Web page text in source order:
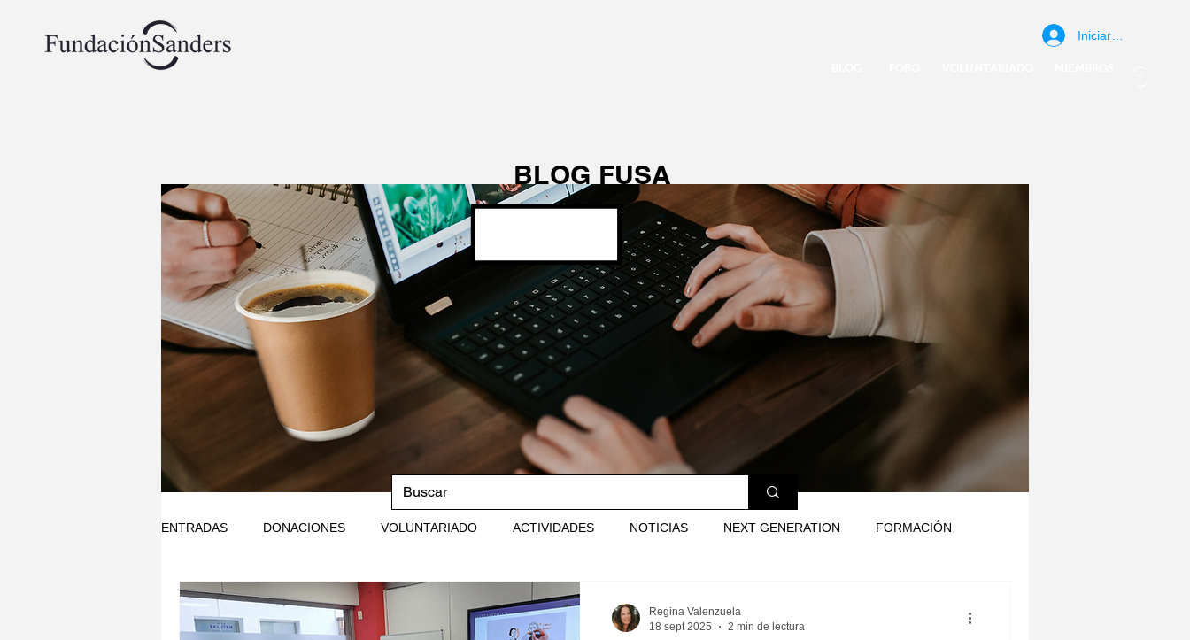
Iniciar sesión
BLOG FUSA
ENTRADAS DONACIONES VOLUNTARIADO ACTIVIDADES NOTICIAS NEXT GENERATION FORMACIÓN
SOSTENIBILIDAD EDUCO
Regina Valenzuela
18 sept 2025
2 min de lectura